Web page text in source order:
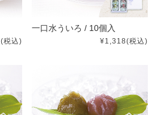
(税込)
一口水ういろ / 10個入
¥1,318(税込)